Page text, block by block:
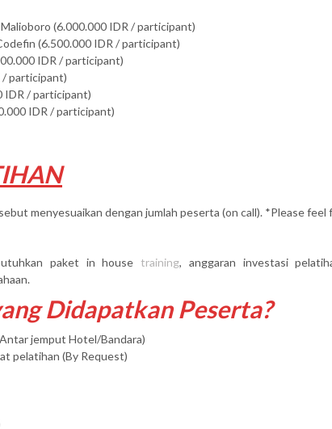
(6.000.000 IDR / participant)
(6.500.000 IDR / participant)
IDR / participant)
/ participant)
IDR / participant)
IDR / participant)
menyesuaikan dengan jumlah peserta (on call). *Please feel
paket in house training, anggaran investasi
Didapatkan Peserta?
jemput Hotel/Bandara)
pelatihan (By Request)